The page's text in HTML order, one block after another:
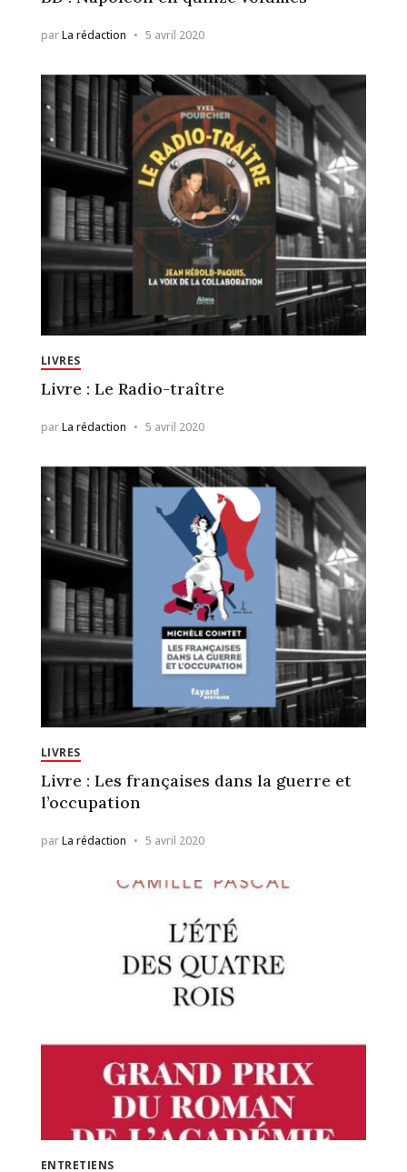
parLa rédaction 5 avril 2020
LIVRES
Livre : Le Radio-traître
parLa rédaction 5 avril 2020
LIVRES
Livre : Les françaises dans la guerre et
l’occupation
parLa rédaction 5 avril 2020
ENTRETIENS